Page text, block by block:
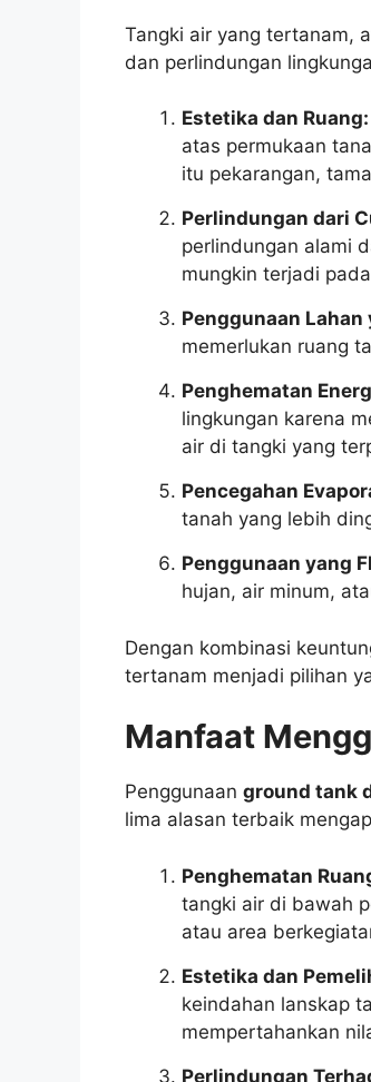
Tangki air yang tertanam,
dan perlindungan
Estetika dan Ruang:
atas permukaan
itu pekarangan,
Perlindungan dari
perlindungan alami
mungkin terjadi
Penggunaan Lahan
memerlukan ruang
Penghematan
lingkungan karena
air di tangki yang
Pencegahan
tanah yang lebih
Penggunaan yang
hujan, air minum,
Dengan kombinasi
tertanam menjadi pilihan
Manfaat
Penggunaan ground tank
lima alasan terbaik
Penghematan
tangki air di bawah
atau area
Estetika dan
keindahan lanskap
mempertahankan
Perlindungan